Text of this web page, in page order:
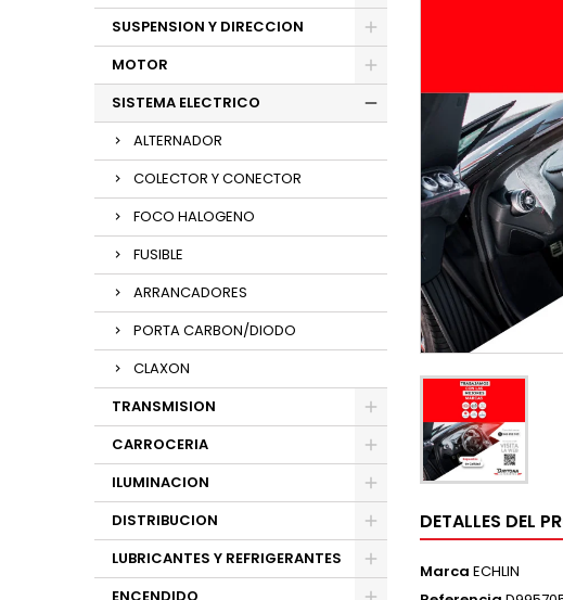
SUSPENSION Y DIRECCION
MOTOR
SISTEMA ELECTRICO
ALTERNADOR
COLECTOR Y CONECTOR
FOCO HALOGENO
FUSIBLE
ARRANCADORES
PORTA CARBON/DIODO
CLAXON
TRANSMISION
CARROCERIA
ILUMINACION
DISTRIBUCION
LUBRICANTES Y REFRIGERANTES
DETALLES DEL
Marca ECHLIN